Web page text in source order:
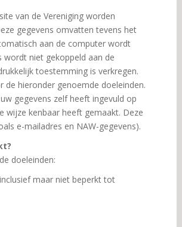
van de Vereniging worden
gegevens omvatten tevens het
aan de computer wordt
niet gekoppeld aan de
toestemming is verkregen.
de hieronder genoemde doeleinden.
gegevens zelf heeft ingevuld op
wijze kenbaar heeft gemaakt. Deze
e-mailadres en NAW-gegevens).
doeleinden:
maar niet beperkt tot